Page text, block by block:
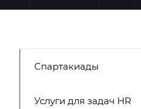
Спартакиады
Услуги для задач HR